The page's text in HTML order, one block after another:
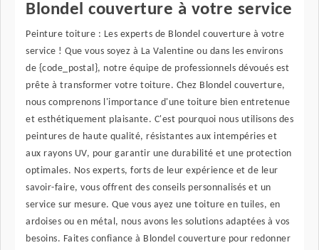
Blondel couverture à votre service
Peinture toiture : Les experts de Blondel couverture à votre
service ! Que vous soyez à La Valentine ou dans les environs
de {code_postal}, notre équipe de professionnels dévoués est
prête à transformer votre toiture. Chez Blondel couverture,
nous comprenons l'importance d'une toiture bien entretenue
et esthétiquement plaisante. C'est pourquoi nous utilisons des
peintures de haute qualité, résistantes aux intempéries et
aux rayons UV, pour garantir une durabilité et une protection
optimales. Nos experts, forts de leur expérience et de leur
savoir-faire, vous offrent des conseils personnalisés et un
service sur mesure. Que vous ayez une toiture en tuiles, en
ardoises ou en métal, nous avons les solutions adaptées à vos
besoins. Faites confiance à Blondel couverture pour redonner